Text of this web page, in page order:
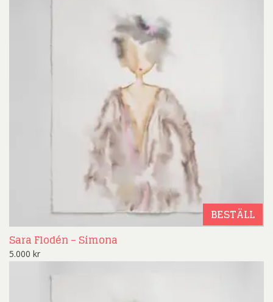
BESTÄLL
Sara Flodén – Simona
5.000 kr